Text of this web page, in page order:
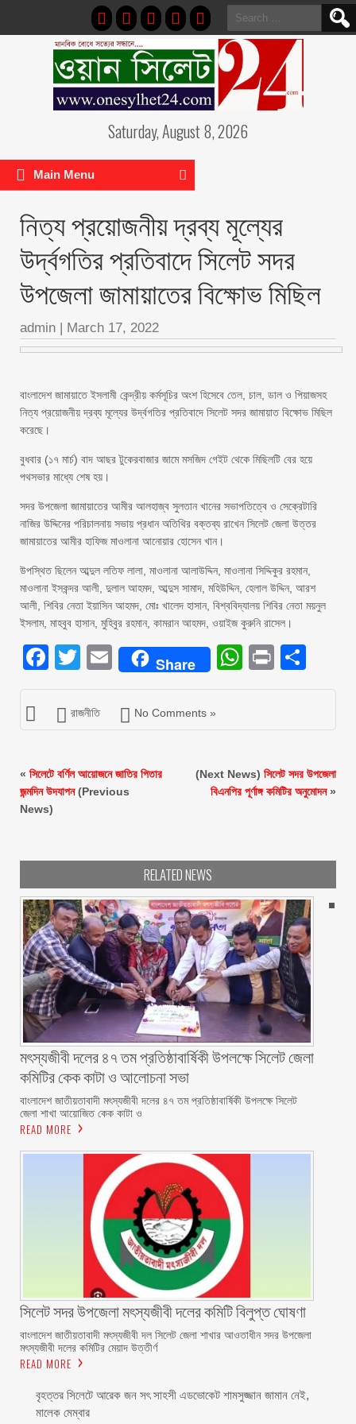
Search
for:
Saturday, August 8, 2026
Main Menu
নিত্য প্রয়োজনীয় দ্রব্য মূল্যের
উর্দ্বগতির প্রতিবাদে সিলেট সদর
উপজেলা জামায়াতের বিক্ষোভ মিছিল
admin | March 17, 2022
বাংলাদেশ জামায়াতে ইসলামী কেন্দ্রীয় কর্মসূচির অংশ হিসেবে তেল, চাল, ডাল ও পিয়াজসহ
নিত্য প্রয়োজনীয় দ্রব্য মূল্যের উর্দ্বগতির প্রতিবাদে সিলেট সদর জামায়াত বিক্ষোভ মিছিল
করেছে।
বুধবার (১৭ মার্চ) বাদ আছর টুকেরবাজার জামে মসজিদ গেইট থেকে মিছিলটি বের হয়ে
পথসভার মাধ্যে শেষ হয়।
সদর উপজেলা জামায়াতের আমীর আলহাজ্ব সুলতান খানের সভাপতিত্বে ও সেক্রেটারি
নাজির উদ্দিনের পরিচালনায় সভায় প্রধান অতিথির বক্তব্য রাখেন সিলেট জেলা উত্তর
জামায়াতের আমীর হাফিজ মাওলানা আনোয়ার হোসেন খান।
উপস্থিত ছিলেন আব্দুল লতিফ লালা, মাওলানা আলাউদ্দিন, মাওলানা সিদ্দিকুর রহমান,
মাওলানা ইসকন্দর আলী, দুলাল আহমদ, আব্দুস সামাদ, মহিউদ্দিন, হেলাল উদ্দিন, আরশ
আলী, শিবির নেতা ইয়াসিন আহমদ, মোঃ খালেদ হাসান, বিশ্ববিদ্যালয় শিবির নেতা ময়নুল
ইসলাম, মাহবুব হাসান, মুহিবুর রহমান, কামরান আহমদ, ওয়াইজ কুরুনি রাসেল।
Facebook
Twitter
EmailShare Print
রাজনীতি No Comments »
« সিলেটে বর্ণিল আয়োজনে জাতির পিতার
জন্মদিন উদযাপন(Previous
News)
(Next News) সিলেট সদর উপজেলা
বিএনপির পূর্ণাঙ্গ কমিটির অনুমোদন»
RELATED NEWS
মৎস্যজীবী দলের ৪৭ তম প্রতিষ্ঠাবার্ষিকী উপলক্ষে সিলেট জেলা
কমিটির কেক কাটা ও আলোচনা সভা ‎
বাংলাদেশ জাতীয়তাবাদী মৎস্যজীবী দলের ৪৭ তম প্রতিষ্ঠাবার্ষিকী উপলক্ষে সিলেট
জেলা শাখা আয়োজিত কেক কাটা ও
READ MORE
‎সিলেট সদর উপজেলা মৎস্যজীবী দলের কমিটি বিলুপ্ত ঘোষণা
‎বাংলাদেশ জাতীয়তাবাদী মৎস্যজীবী দল সিলেট জেলা শাখার আওতাধীন সদর উপজেলা
মৎস্যজীবী দলের কমিটির মেয়াদ উত্তীর্ণ
READ MORE
বৃহত্তর সিলেটে আরেক জন সৎ সাহসী এডভোকেট শামসুজ্জান জামান নেই,
মালেক মেম্বার ‎